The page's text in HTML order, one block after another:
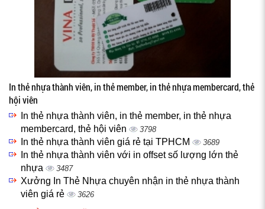
In thẻ nhựa thành viên, in thẻ member, in thẻ nhựa membercard, thẻ
hội viên
In thẻ nhựa thành viên, in thẻ member, in thẻ nhựa
membercard, thẻ hội viên
3798
In thẻ nhựa thành viên giá rẻ tại TPHCM 3689
In thẻ nhựa thành viên với in offset số lượng lớn thẻ
nhựa
3487
Xưởng In Thẻ Nhựa chuyên nhận in thẻ nhựa thành
viên giá rẻ
3626